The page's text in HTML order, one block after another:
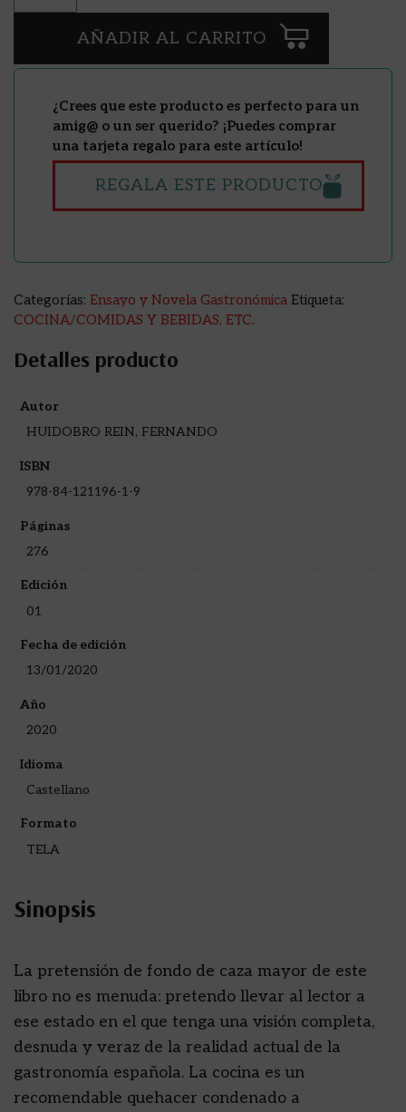
AÑADIR AL CARRITO
¿Crees que este producto es perfecto para un
amig@ o un ser querido? ¡Puedes comprar
una tarjeta regalo para este artículo!
REGALA ESTE PRODUCTO
Categorías: Ensayo y Novela Gastronómica Etiqueta:
COCINA/COMIDAS Y BEBIDAS, ETC.
Detalles producto
Autor
HUIDOBRO REIN, FERNANDO
ISBN
978-84-121196-1-9
Páginas
276
Edición
01
Fecha de edición
13/01/2020
Año
2020
Idioma
Castellano
Formato
TELA
Sinopsis
La pretensión de fondo de caza mayor de este
libro no es menuda: pretendo llevar al lector a
ese estado en el que tenga una visión completa,
desnuda y veraz de la realidad actual de la
gastronomía española. La cocina es un
recomendable quehacer condenado a